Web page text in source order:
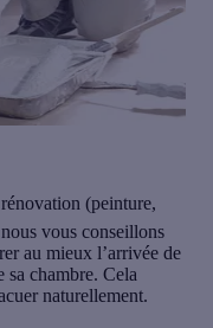
(peinture,
vous conseillons
au mieux l’arrivée de
sa chambre. Cela
naturellement.